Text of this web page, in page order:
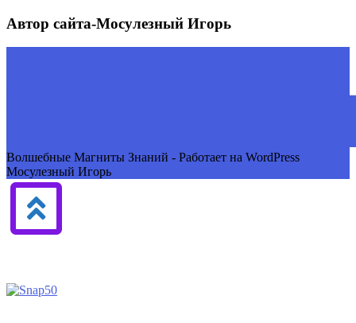
Автор сайта-Мосулезный Игорь
Волшебные Магниты Знаний - Работает на WordPress
Мосулезный Игорь